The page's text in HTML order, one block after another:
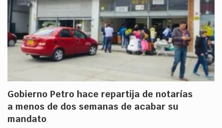
Gobierno Petro hace repartija de notarías
a menos de dos semanas de acabar su
mandato